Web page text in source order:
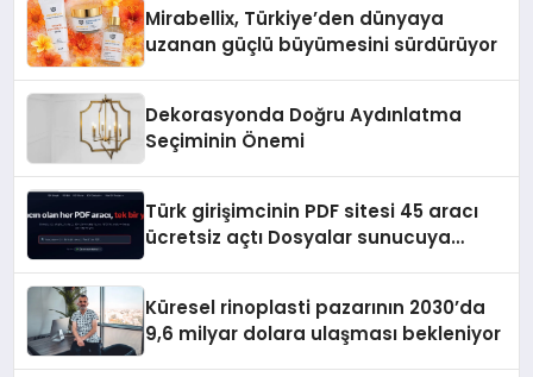
Mirabellix, Türkiye’den dünyaya
uzanan güçlü büyümesini sürdürüyor
Dekorasyonda Doğru Aydınlatma
Seçiminin Önemi
Türk girişimcinin PDF sitesi 45 aracı
ücretsiz açtı Dosyalar sunucuya
Küresel rinoplasti pazarının 2030’da
9,6 milyar dolara ulaşması bekleniyor